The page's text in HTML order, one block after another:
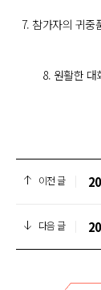
7. 참가자의 귀중
8. 원활한 대
이전 글
다음 글